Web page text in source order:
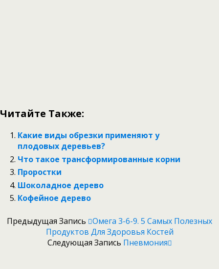
Читайте Также:
Какие виды обрезки применяют у
плодовых деревьев?
Что такое трансформированные корни
Проростки
Шоколадное дерево
Кофейное дерево
Предыдущая Запись
Омега 3-6-9. 5 Самых Полезных
Продуктов Для Здоровья Костей
Следующая Запись Пневмония